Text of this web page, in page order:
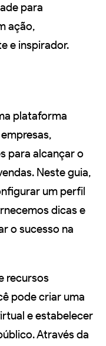
para
ação,
e inspirador.
plataforma
para alcançar o
Neste guia,
um perfil
dicas e
o sucesso na
recursos
pode criar uma
e estabelecer
Através da